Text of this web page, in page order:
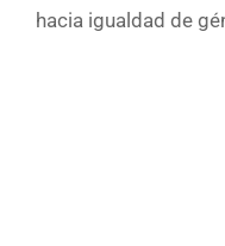
hacia igualdad de